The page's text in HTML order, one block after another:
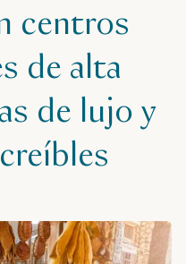
centros
de alta
de lujo y